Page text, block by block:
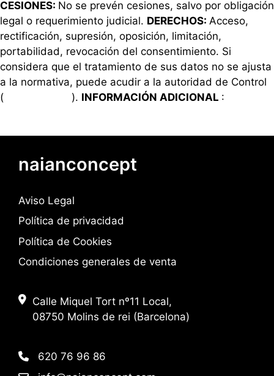
CESIONES: No se prevén cesiones, salvo por obligación
legal o requerimiento judicial. DERECHOS: Acceso,
rectificación, supresión, oposición, limitación,
portabilidad, revocación del consentimiento. Si
considera que el tratamiento de sus datos no se ajusta
a la normativa, puede acudir a la autoridad de Control
(
). INFORMACIÓN ADICIONAL :
naianconcept
Aviso Legal
Política de privacidad
Política de Cookies
Condiciones generales de venta
Calle Miquel Tort nº11 Local,
08750 Molins de rei (Barcelona)
620 76 96 86